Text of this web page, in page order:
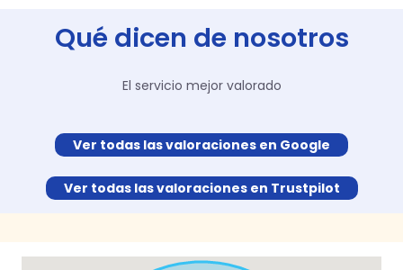
Qué dicen de nosotros
El servicio mejor valorado
Ver todas las valoraciones en Google
Ver todas las valoraciones en Trustpilot